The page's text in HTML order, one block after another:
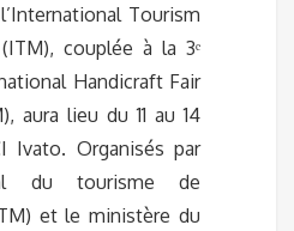
Tourism
couplée à la 3ᵉ
Handicraft Fair
aura lieu du 11 au 14
Ivato. Organisés par
du tourisme de
et le ministère du